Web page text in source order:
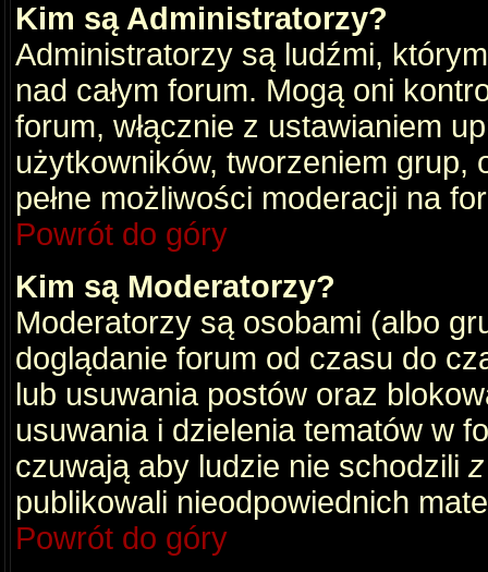
Kim są Administratorzy?
Administratorzy są ludźmi,
nad całym forum. Mogą oni
forum, włącznie z ustawianiem
użytkowników, tworzeniem grup,
pełne możliwości moderacji na
Powrót do góry
Kim są Moderatorzy?
Moderatorzy są osobami (albo
doglądanie forum od czasu do
lub usuwania postów oraz
usuwania i dzielenia tematów w
czuwają aby ludzie nie schodzili
publikowali nieodpowiednich
Powrót do góry